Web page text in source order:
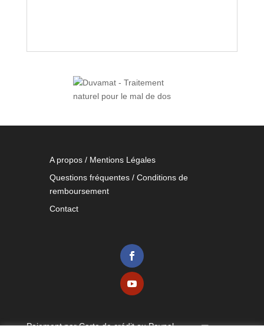
A propos / Mentions Légales
Questions fréquentes / Conditions de
remboursement
Contact